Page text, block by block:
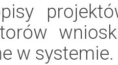
w systemie.